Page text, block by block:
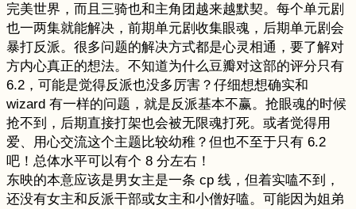
完美世界，而且三骑也和主角团越来越默契。每个单元剧
也一两集就能解决，前期单元剧收集眼魂，后期单元剧会
暴打反派。很多问题的解决方式都是心灵相通，要了解对
方内心真正的想法。不知道为什么豆瓣对这部的评分只有
6.2，可能是觉得反派也没多厉害？仔细想想确实和
wizard 有一样的问题，就是反派基本不赢。抢眼魂的时候
抢不到，后期直接打架也会被无限魂打死。或者觉得用
爱、用心交流这个主题比较幼稚？但也不至于只有 6.2
吧！总体水平可以有个 8 分左右！
东映的本意应该是男女主是一条 cp 线，但着实嗑不到，
还没有女主和反派干部或女主和小僧好嗑。可能因为姐弟